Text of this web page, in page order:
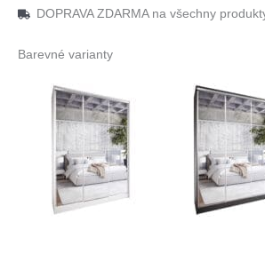
DOPRAVA ZDARMA na všechny
Barevné varianty